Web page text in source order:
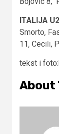
ITALIJA
Smorto,
11, Cecili,
tekst i
About